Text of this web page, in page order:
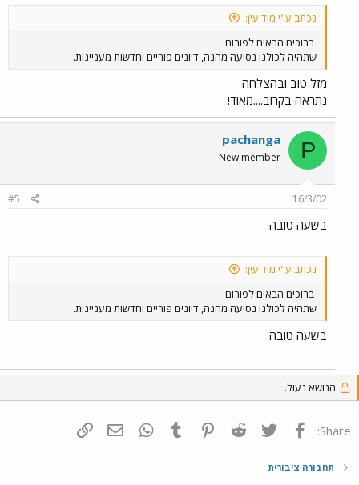
נכתב ע"י מודיעין:
ברוכים הבאים לפורום
שתהיה לכולנו נסיעה מהנה, דיונים פוריים וחדשות מעניינות.
מזל טוב ובהצלחה
נתראה בקרוב....מאוד!
P
pachanga
New member
16/3/02
#5
בשעה טובה
נכתב ע"י מודיעין:
ברוכים הבאים לפורום
שתהיה לכולנו נסיעה מהנה, דיונים פוריים וחדשות מעניינות.
בשעה טובה
הנושא נעול.
Share: פייסבוק Twitter
Reddit
Pinterest
Tumblr
WhatsAppדואר אלקטרוני
תחבורה ציבורית